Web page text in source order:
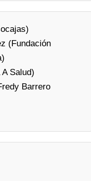
(Fundación
Salud)
Barrero